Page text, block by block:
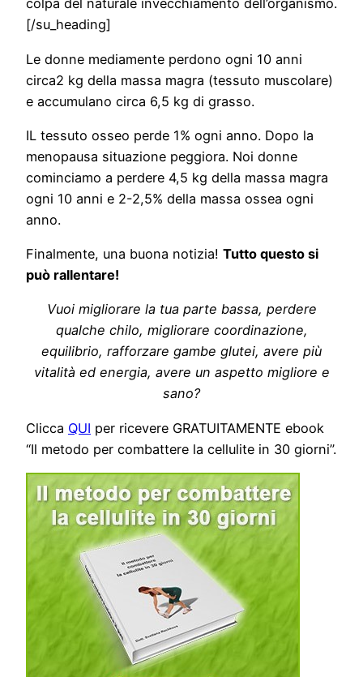
colpa del naturale invecchiamento dell’organismo.
[/su_heading]
Le donne mediamente perdono ogni 10 anni
circa2 kg della massa magra (tessuto muscolare)
e accumulano circa 6,5 kg di grasso.
IL tessuto osseo perde 1% ogni anno. Dopo la
menopausa situazione peggiora. Noi donne
cominciamo a perdere 4,5 kg della massa magra
ogni 10 anni e 2-2,5% della massa ossea ogni
anno.
Finalmente, una buona notizia! Tutto questo si
può rallentare!
Vuoi migliorare la tua parte bassa, perdere
qualche chilo, migliorare coordinazione,
equilibrio, rafforzare gambe glutei, avere più
vitalità ed energia, avere un aspetto migliore e
sano?
Clicca QUI per ricevere GRATUITAMENTE ebook
“Il metodo per combattere la cellulite in 30 giorni”.